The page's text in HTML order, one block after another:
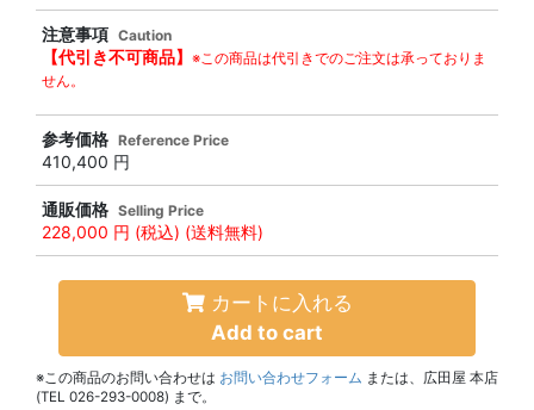
注意事項 Caution
【代引き不可商品】
※この商品は代引きでのご注文は承っておりま
せん。
参考価格 Reference Price
410,400 円
通販価格 Selling Price
228,000 円 (税込) (送料無料)
カートに入れる
Add to cart
※この商品のお問い合わせは お問い合わせフォーム または、広田屋 本店
(TEL 026-293-0008) まで。